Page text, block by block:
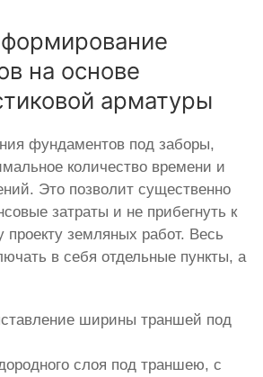
на основе
арматуры
фундаментов под заборы,
количество времени и
Это позволит существенно
затраты и не прибегнуть к
проекту земляных работ. Весь
в себя отдельные пункты, а
ширины траншей под
слоя под траншею, с